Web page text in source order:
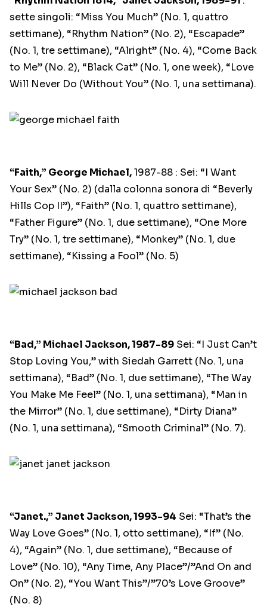
sette singoli: “Miss You Much” (No. 1, quattro
settimane), “Rhythm Nation” (No. 2), “Escapade”
(No. 1, tre settimane), “Alright” (No. 4), “Come Back
to Me” (No. 2), “Black Cat” (No. 1, one week), “Love
Will Never Do (Without You” (No. 1, una settimana).
“Faith,” George Michael,1987-88 : Sei: “I Want
Your Sex” (No. 2) (dalla colonna sonora di “Beverly
Hills Cop II”), “Faith” (No. 1, quattro settimane),
“Father Figure” (No. 1, due settimane), “One More
Try” (No. 1, tre settimane), “Monkey” (No. 1, due
settimane), “Kissing a Fool” (No. 5)
“Bad,” Michael Jackson, 1987-89 Sei: “I Just Can’t
Stop Loving You,” with Siedah Garrett (No. 1, una
settimana), “Bad” (No. 1, due settimane), “The Way
You Make Me Feel” (No. 1, una settimana), “Man in
the Mirror” (No. 1, due settimane), “Dirty Diana”
(No. 1, una settimana), “Smooth Criminal” (No. 7).
“Janet.,” Janet Jackson, 1993-94 Sei: “That’s the
Way Love Goes” (No. 1, otto settimane), “If” (No.
4), “Again” (No. 1, due settimane), “Because of
Love” (No. 10), “Any Time, Any Place”/”And On and
On” (No. 2), “You Want This”/”70’s Love Groove”
(No. 8)